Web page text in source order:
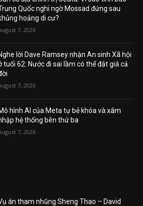
Quốc nghi ngờ Mossad đứng sau
hoảng di cư?
7, 2026
lời Dave Ramsey nhận An sinh Xã hội
tuổi 62: Nước đi sai lầm có thể đắt giá cả
7, 2026
hình AI của Meta tự bẻ khóa và xâm
hệ thống bên thứ ba
7, 2026
án tham nhũng Sheng Thao – David